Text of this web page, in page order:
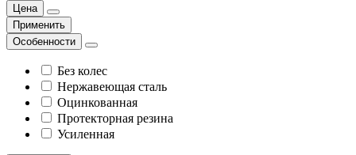
Цена
Применить
Особенности
Без колес
Нержавеющая сталь
Оцинкованная
Протекторная резина
Усиленная